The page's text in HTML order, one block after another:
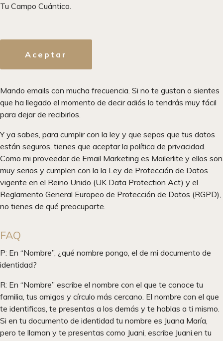
Tu Campo Cuántico.
Aceptar
Mando emails con mucha frecuencia. Si no te gustan o sientes
que ha llegado el momento de decir adiós lo tendrás muy fácil
para dejar de recibirlos.
Y ya sabes, para cumplir con la ley y que sepas que tus datos
están seguros, tienes que aceptar la política de privacidad.
Como mi proveedor de Email Marketing es Mailerlite y ellos son
muy serios y cumplen con la la Ley de Protección de Datos
vigente en el Reino Unido (UK Data Protection Act) y el
Reglamento General Europeo de Protección de Datos (RGPD),
no tienes de qué preocuparte.
FAQ
P: En “Nombre”, ¿qué nombre pongo, el de mi documento de
identidad?
R: En “Nombre” escribe el nombre con el que te conoce tu
familia, tus amigos y círculo más cercano. El nombre con el que
te identificas, te presentas a los demás y te hablas a ti mismo.
Si en tu documento de identidad tu nombre es Juana María,
pero te llaman y te presentas como Juani, escribe Juani.en tu